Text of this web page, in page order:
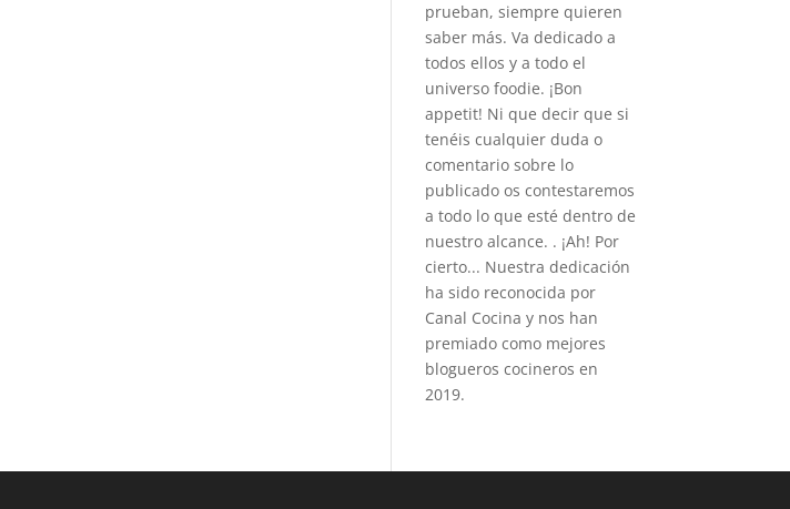
prueban, siempre quieren
saber más. Va dedicado a
todos ellos y a todo el
universo foodie. ¡Bon
appetit! Ni que decir que si
tenéis cualquier duda o
comentario sobre lo
publicado os contestaremos
a todo lo que esté dentro de
nuestro alcance. . ¡Ah! Por
cierto... Nuestra dedicación
ha sido reconocida por
Canal Cocina y nos han
premiado como mejores
blogueros cocineros en
2019.